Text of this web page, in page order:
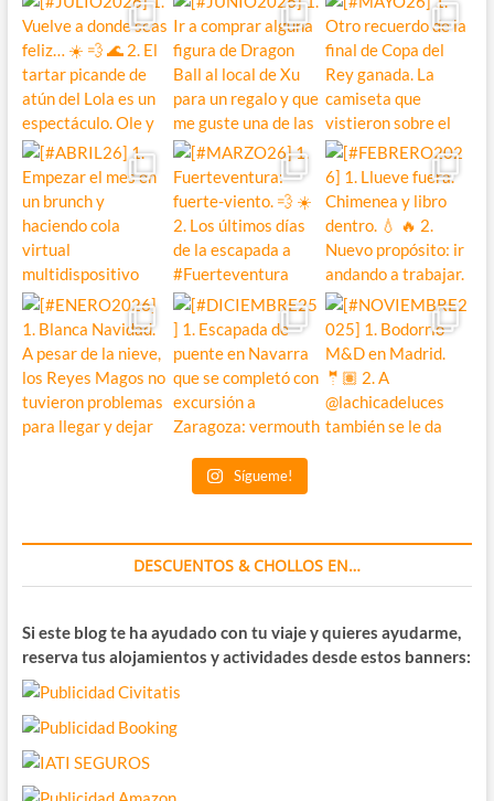
Sígueme!
DESCUENTOS & CHOLLOS EN…
Si este blog te ha ayudado con tu viaje y quieres ayudarme,
reserva tus alojamientos y actividades desde estos banners: